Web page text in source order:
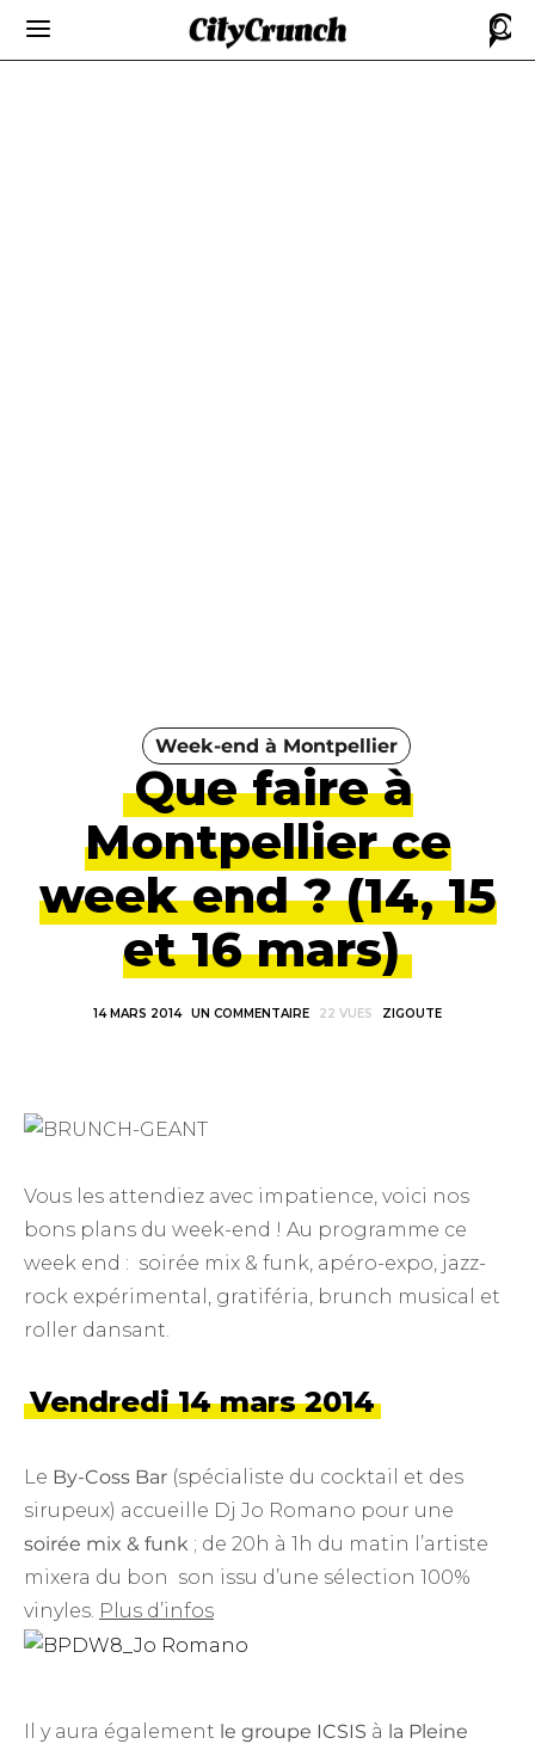
Week-end à Montpellier
Que faire à
Montpellier ce
week end ? (14, 15
et 16 mars)
14 MARS 2014 UN COMMENTAIRE 22 VUES ZIGOUTE
Vous les attendiez avec impatience, voici nos
bons plans du week-end ! Au programme ce
week end : soirée mix & funk, apéro-expo, jazz-
rock expérimental, gratiféria, brunch musical et
roller dansant.
Vendredi 14 mars 2014
Le By-Coss Bar (spécialiste du cocktail et des
sirupeux) accueille Dj Jo Romano pour une
soirée mix & funk ; de 20h à 1h du matin l’artiste
mixera du bon son issu d’une sélection 100%
vinyles. Plus d’infos
Il y aura également le groupe ICSIS à la Pleine